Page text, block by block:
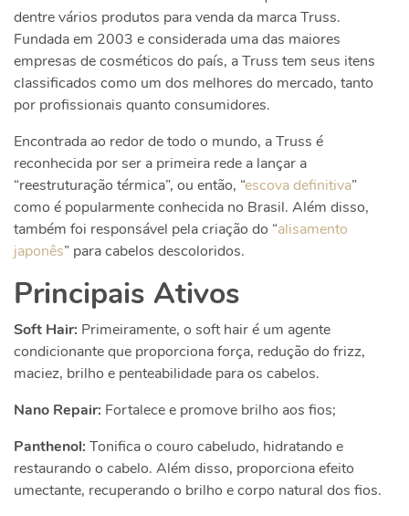
dentre vários produtos para venda da marca Truss.
Fundada em 2003 e considerada uma das maiores
empresas de cosméticos do país, a Truss tem seus itens
classificados como um dos melhores do mercado, tanto
por profissionais quanto consumidores.
Encontrada ao redor de todo o mundo, a Truss é
reconhecida por ser a primeira rede a lançar a
“reestruturação térmica”, ou então, “escova definitiva”
como é popularmente conhecida no Brasil. Além disso,
também foi responsável pela criação do “alisamento
japonês” para cabelos descoloridos.
Principais Ativos
Soft Hair: Primeiramente, o soft hair é um agente
condicionante que proporciona força, redução do frizz,
maciez, brilho e penteabilidade para os cabelos.
Nano Repair: Fortalece e promove brilho aos fios;
Panthenol: Tonifica o couro cabeludo, hidratando e
restaurando o cabelo. Além disso, proporciona efeito
umectante, recuperando o brilho e corpo natural dos fios.